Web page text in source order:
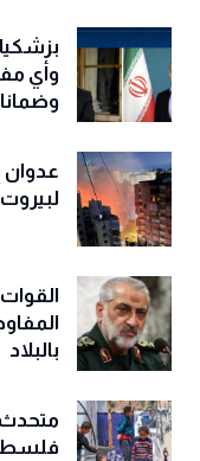
وأي
عدوان
بالبلاد